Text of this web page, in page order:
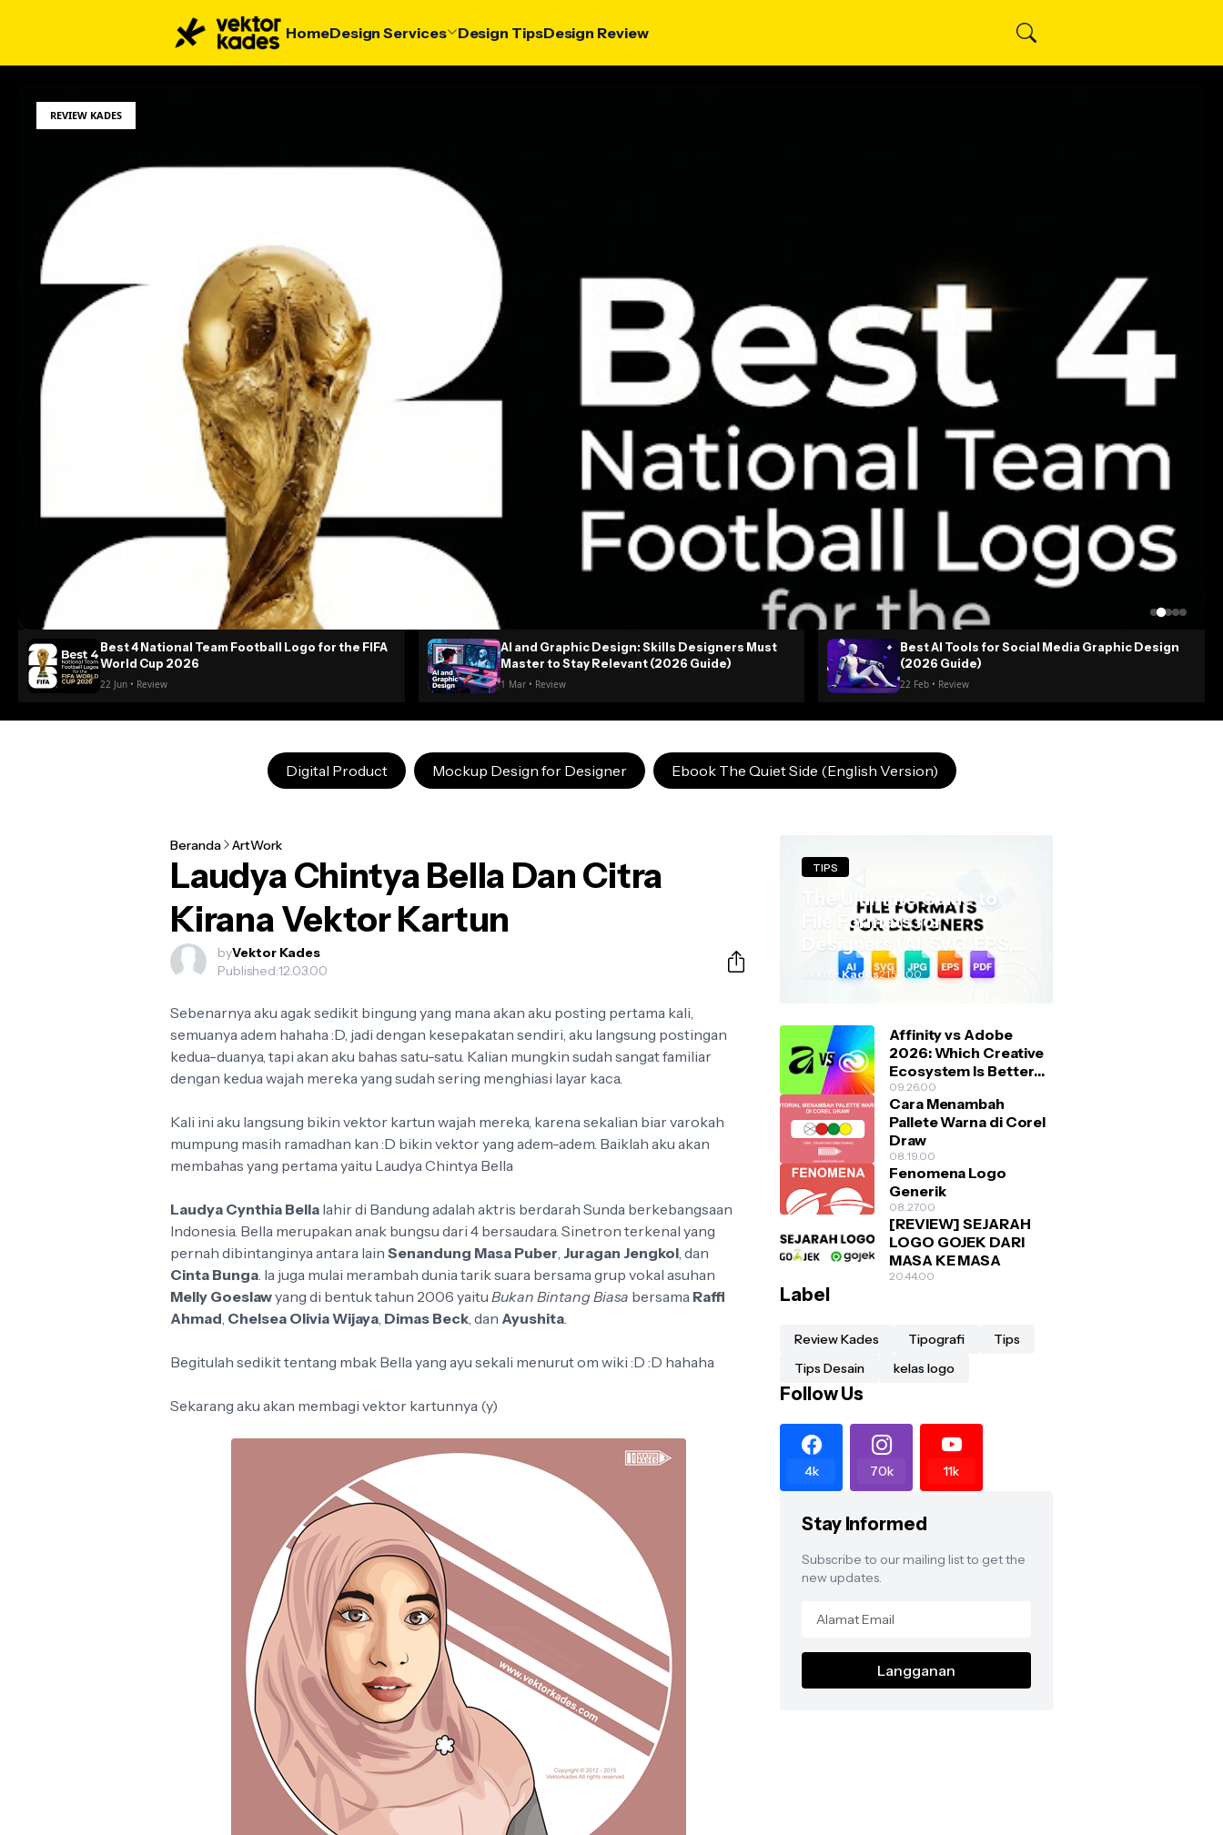
HomeDesign Services Design TipsDesign Review
REVIEW KADES
Best 4 National Team Football Logo for the FIFA World Cup 2026
Football crests are no longer just patches stitched onto a jersey; they are the ultimate test of a country's visual identity on the global stage. As
Best 4 National Team Football Logo for the FIFA
World Cup 2026
22 Jun • Review
AI and Graphic Design: Skills Designers Must
Master to Stay Relevant (2026 Guide)
1 Mar • Review
Best AI Tools for Social Media Graphic Design
(2026 Guide)
22 Feb • Review
Digital Product Mockup Design for Designer Ebook The Quiet Side (English Version)
Beranda ArtWork
Laudya Chintya Bella Dan Citra
Kirana Vektor Kartun
byVektor Kades
Published:12.03.00
Sebenarnya aku agak sedikit bingung yang mana akan aku posting pertama kali,
semuanya adem hahaha :D, jadi dengan kesepakatan sendiri, aku langsung postingan
kedua-duanya, tapi akan aku bahas satu-satu. Kalian mungkin sudah sangat familiar
dengan kedua wajah mereka yang sudah sering menghiasi layar kaca.
Kali ini aku langsung bikin vektor kartun wajah mereka, karena sekalian biar varokah
mumpung masih ramadhan kan :D bikin vektor yang adem-adem. Baiklah aku akan
membahas yang pertama yaitu Laudya Chintya Bella
Laudya Cynthia Bella lahir di Bandung adalah aktris berdarah Sunda berkebangsaan
Indonesia. Bella merupakan anak bungsu dari 4 bersaudara. Sinetron terkenal yang
pernah dibintanginya antara lain Senandung Masa Puber, Juragan Jengkol, dan
Cinta Bunga. Ia juga mulai merambah dunia tarik suara bersama grup vokal asuhan
Melly Goeslawyang di bentuk tahun 2006 yaitu Bukan Bintang Biasa bersama Raffi
Ahmad, Chelsea Olivia Wijaya, Dimas Beck, dan Ayushita.
Begitulah sedikit tentang mbak Bella yang ayu sekali menurut om wiki :D :D hahaha
Sekarang aku akan membagi vektor kartunnya (y)
TIPS
The Ultimate Guide to
File Formats for
Designers (AI, SVG, EPS,
and More)
Vektor Kades21.52.00
Affinity vs Adobe
2026: Which Creative
Ecosystem Is Better
for Designers?
09.26.00
Cara Menambah
Pallete Warna di Corel
Draw
08.19.00
Fenomena Logo
Generik
08.27.00
[REVIEW] SEJARAH
LOGO GOJEK DARI
MASA KE MASA
20.44.00
Label
Review Kades Tipografi
Tips
Tips Desain
kelas logo
Follow Us
4k 70k 11k
Stay Informed
Subscribe to our mailing list to get the
new updates.